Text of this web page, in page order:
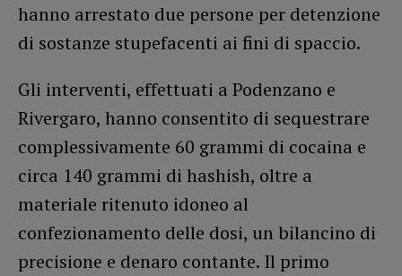
hanno arrestato due persone per detenzione
di sostanze stupefacenti ai fini di spaccio.
Gli interventi, effettuati a Podenzano e
Rivergaro, hanno consentito di sequestrare
complessivamente 60 grammi di cocaina e
circa 140 grammi di hashish, oltre a
materiale ritenuto idoneo al
confezionamento delle dosi, un bilancino di
precisione e denaro contante. Il primo